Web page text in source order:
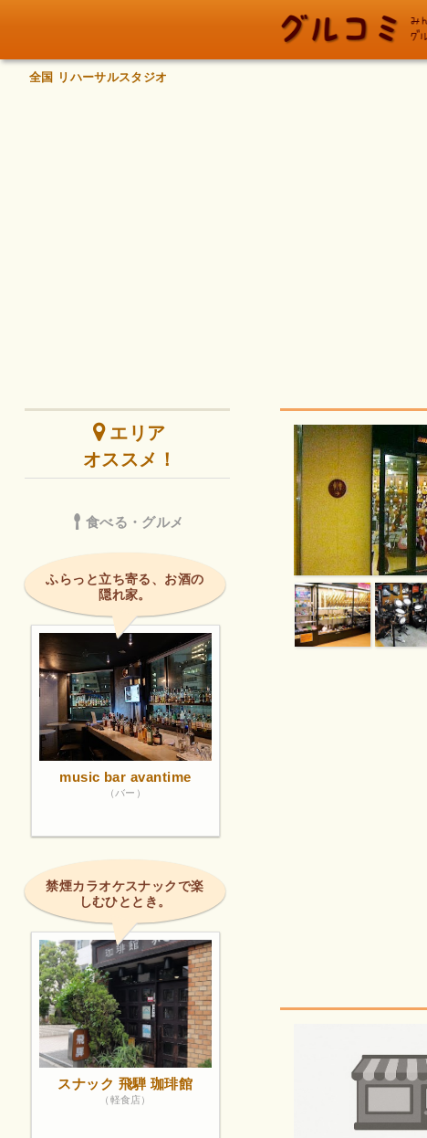
全国 リハーサルスタジオ
エリア
オススメ！
食べる・グルメ
ふらっと立ち寄る、お酒の
隠れ家。
music bar avantime
（バー）
禁煙カラオケスナックで楽
しむひととき。
スナック 飛騨 珈琲館
（軽食店）